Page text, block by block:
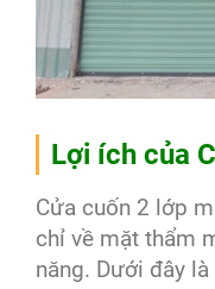
Lợi ích của
Cửa cuốn 2 lớp
chỉ về mặt thẩm
năng. Dưới đây